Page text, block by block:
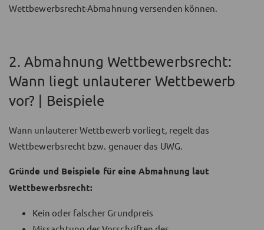
Wettbewerbsrecht-Abmahnung versenden können.
2. Abmahnung Wettbewerbsrecht:
Wann liegt unlauterer Wettbewerb
vor? | Beispiele
Wann unlauterer Wettbewerb vorliegt, regelt das
Wettbewerbsrecht bzw. genauer das UWG.
Gründe und Beispiele für eine Abmahnung laut
Wettbewerbsrecht:
Kein oder falscher Grundpreis